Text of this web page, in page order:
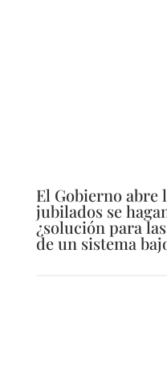
El Gobierno abre
jubilados se
¿solución para
de un sistema